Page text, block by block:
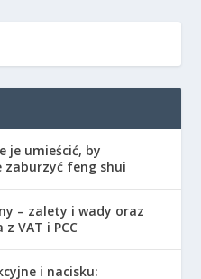
je umieścić, by
zaburzyć feng shui
– zalety i wady oraz
VAT i PCC
i nacisku: